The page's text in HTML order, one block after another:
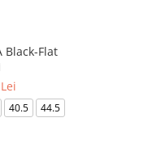
Black-Flat
40.5
44.5